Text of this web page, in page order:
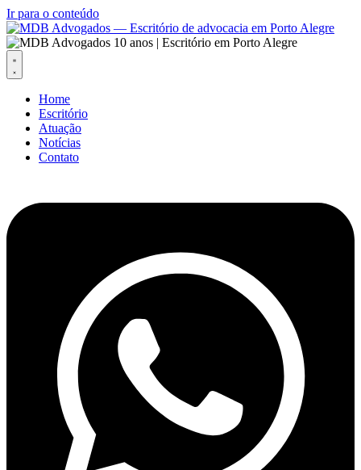
Ir para o conteúdo
Home
Escritório
Atuação
Notícias
Contato